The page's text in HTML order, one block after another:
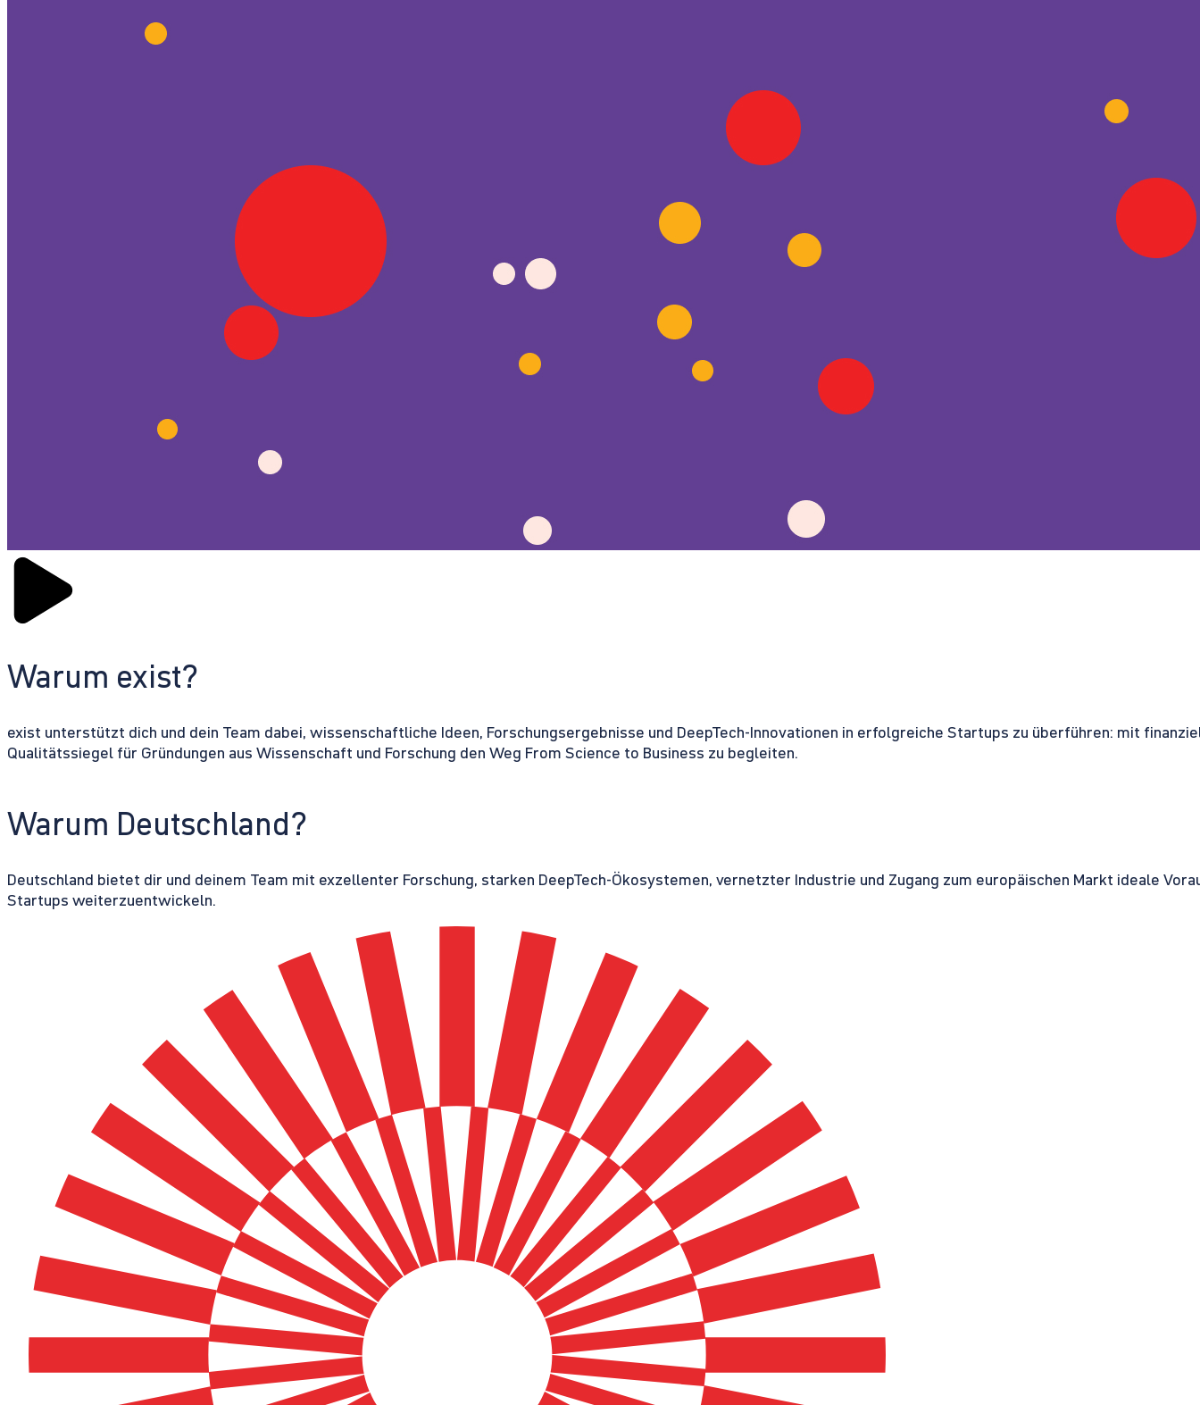
Warum exist?
exist unterstützt dich und dein Team dabei, wissenschaftliche Ideen, Forschungsergebnisse und DeepTech-Innovationen in erfolgreiche Startups zu überführen: mit
Qualitätssiegel für Gründungen aus Wissenschaft und Forschung den Weg From Science to Business zu begleiten.
Warum Deutschland?
Deutschland bietet dir und deinem Team mit exzellenter Forschung, starken DeepTech-Ökosystemen, vernetzter Industrie und Zugang zum europäischen Markt ideale
Startups weiterzuentwickeln.